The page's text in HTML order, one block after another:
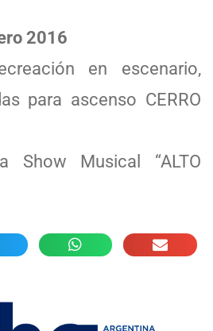
2016
en escenario,
para ascenso CERRO
Show Musical “ALTO